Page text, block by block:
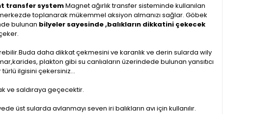
transfer systemMagnet ağırlık transfer sisteminde kullanılan
toplanarak mükemmel aksiyon almanızı sağlar. Göbek
bulunan bilyeler sayesinde ,balıkların dikkatini çekecek
daha dikkat çekmesini ve karanlık ve derin sularda wily
plakton gibi su canlıaların üzerindede bulunan yansıtıcı
ilgisini çekersiniz...
ve saldıraya geçecektir.
üst sularda avlanmayı seven iri balıkların avı için kullanılır.